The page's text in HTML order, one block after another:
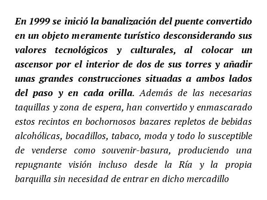
En 1999 se inició la banalización del puente convertido
en un objeto meramente turístico desconsiderando sus
valores tecnológicos y culturales, al colocar un
ascensor por el interior de dos de sus torres y añadir
unas grandes construcciones situadas a ambos lados
del paso y en cada orilla. Además de las necesarias
taquillas y zona de espera, han convertido y enmascarado
estos recintos en bochornosos bazares repletos de bebidas
alcohólicas, bocadillos, tabaco, moda y todo lo susceptible
de venderse como souvenir-basura, produciendo una
repugnante visión incluso desde la Ría y la propia
barquilla sin necesidad de entrar en dicho mercadillo